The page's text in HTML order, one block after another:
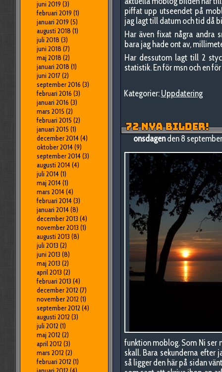
juni 2019 (3)
februari 2019 (1)
januari 2019 (5)
augusti 2018 (1)
juli 2018 (3)
juni 2018 (7)
maj 2018 (2)
januari 2018 (1)
juni 2017(2)
september 2016 (3)
februari 2016 (3)
januari 2016 (3)
mars 2015 (2)
februari 2015 (2)
januari 2015 (1)
december 2014(4)
oktober 2014(9)
september 2014(3)
augusti 2014(4)
juli 2014(1)
maj 2014(1)
mars 2014(4)
februari 2014(3)
januari 2014(8)
december 2013 (4)
november 2013 (1)
augusti 2013 (8)
juli 2013 (2)
juni 2013 (8)
maj 2013 (2)
april 2013 (2)
februari 2013 (4)
december 2012 (7)
november 2012 (1)
september 2012 (4)
augusti 2012 (3)
juli 2012 (1)
maj 2012 (2)
april 2012 (3)
mars 2012 (2)
februari 2012 (1)
piffat upp utseendet på
jag lagt till datum och tid då
Har även fixat några andra
bara jag hade ont av,
Har dessutom lagt till 2
statistik. En för msn och en
Kategorier:Uppdatering
72 NYA BILDER!
onsdagenden 8
funktion moblog. Som Ni ser
skall. Bara sekunderna
så ligger den här på sidan